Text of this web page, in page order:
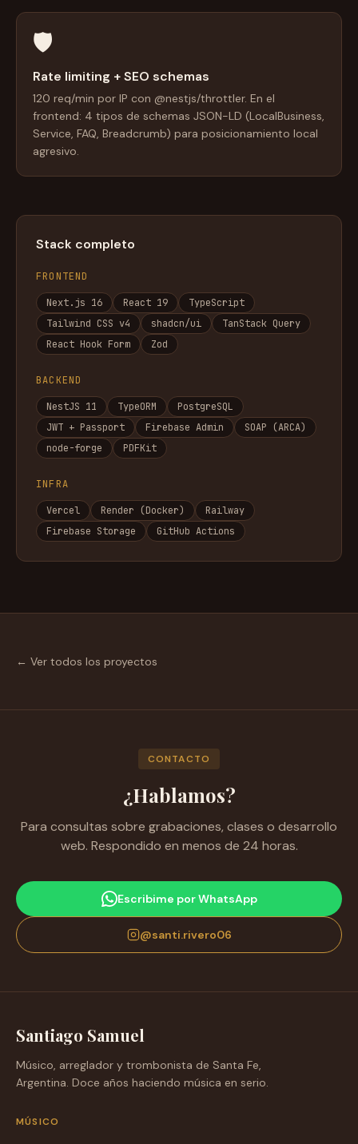
🛡️
Rate limiting + SEO schemas
120 req/min por IP con @nestjs/throttler. En el
frontend: 4 tipos de schemas JSON-LD (LocalBusiness,
Service, FAQ, Breadcrumb) para posicionamiento local
agresivo.
Stack completo
FRONTEND
Next.js 16 React 19
TypeScript
Tailwind CSS v4
shadcn/ui
TanStack Query
React Hook Form
Zod
BACKEND
NestJS 11 TypeORM
PostgreSQL
JWT + Passport
Firebase Admin
SOAP (ARCA)
node-forge
PDFKit
INFRA
Vercel Render (Docker)
Railway
Firebase Storage
GitHub Actions
← Ver todos los proyectos
CONTACTO
¿Hablamos?
Para consultas sobre grabaciones, clases o desarrollo
web. Respondido en menos de 24 horas.
Escribime por WhatsApp
@santi.rivero06
Santiago Samuel
Músico, arreglador y trombonista de Santa Fe,
Argentina. Doce años haciendo música en serio.
MÚSICO